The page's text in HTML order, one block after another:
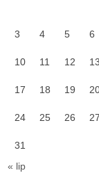
3 4 5 6
10 11 12 13
17 18 19
24 25 26 27
31
« lip